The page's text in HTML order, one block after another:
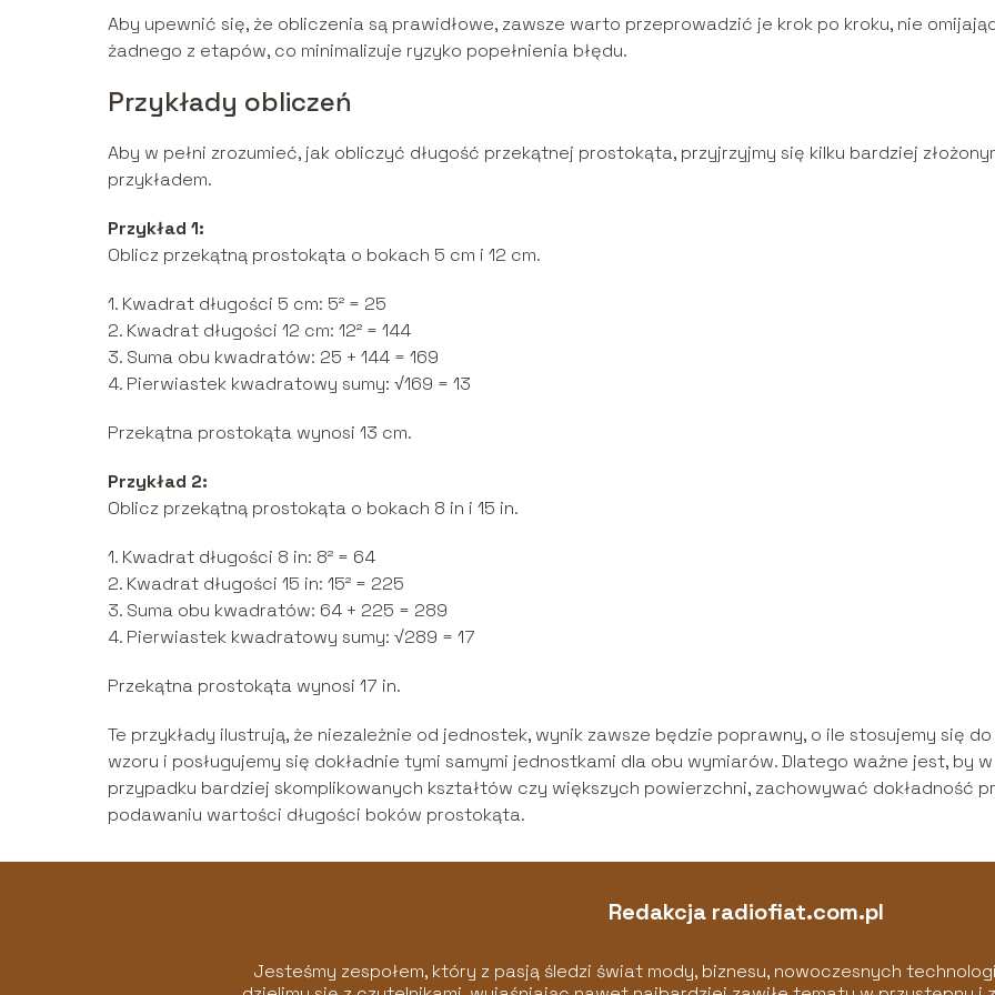
Aby upewnić się, że obliczenia są prawidłowe, zawsze warto przeprowadzić je krok po kroku, nie
żadnego z etapów, co minimalizuje ryzyko popełnienia błędu.
Przykłady obliczeń
Aby w pełni zrozumieć, jak obliczyć długość przekątnej prostokąta, przyjrzyjmy się kilku bardziej
przykładem.
Przykład 1:
Oblicz przekątną prostokąta o bokach 5 cm i 12 cm.
1. Kwadrat długości 5 cm: 5² = 25
2. Kwadrat długości 12 cm: 12² = 144
3. Suma obu kwadratów: 25 + 144 = 169
4. Pierwiastek kwadratowy sumy: √169 = 13
Przekątna prostokąta wynosi 13 cm.
Przykład 2:
Oblicz przekątną prostokąta o bokach 8 in i 15 in.
1. Kwadrat długości 8 in: 8² = 64
2. Kwadrat długości 15 in: 15² = 225
3. Suma obu kwadratów: 64 + 225 = 289
4. Pierwiastek kwadratowy sumy: √289 = 17
Przekątna prostokąta wynosi 17 in.
Te przykłady ilustrują, że niezależnie od jednostek, wynik zawsze będzie poprawny, o ile stosujemy się do
wzoru i posługujemy się dokładnie tymi samymi jednostkami dla obu wymiarów. Dlatego ważne jest, by w
przypadku bardziej skomplikowanych kształtów czy większych powierzchni, zachowywać dokładność
podawaniu wartości długości boków prostokąta.
Redakcja radiofiat.com.pl
Jesteśmy zespołem, który z pasją śledzi świat mody, biznesu, nowoczesnych